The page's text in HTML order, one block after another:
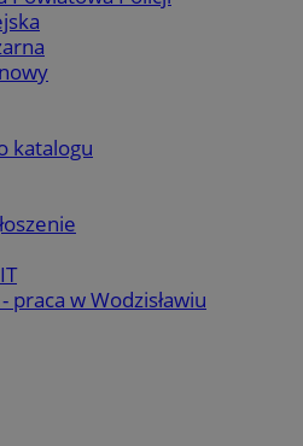
katalogu
praca w Wodzisławiu